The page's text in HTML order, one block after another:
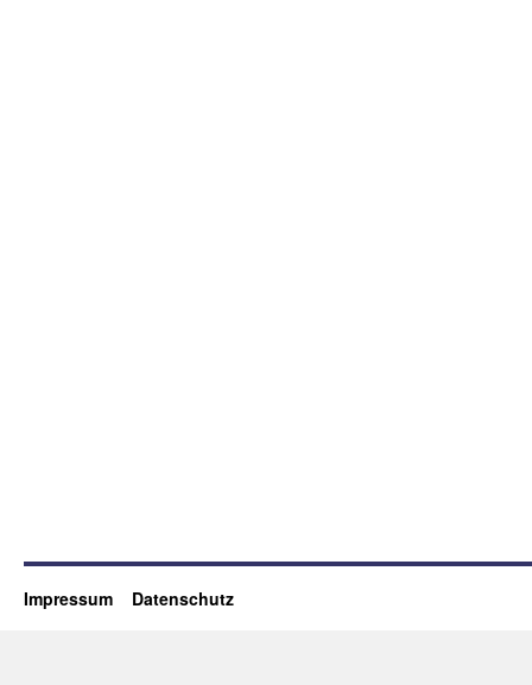
Impressum Datenschutz